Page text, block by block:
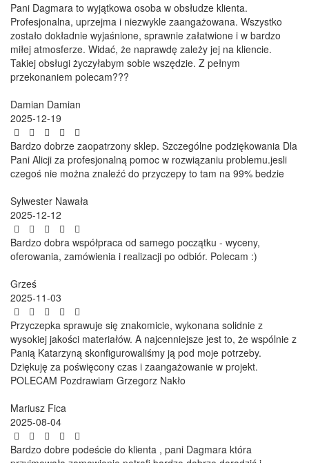
Pani Dagmara to wyjątkowa osoba w obsłudze klienta.
Profesjonalna, uprzejma i niezwykle zaangażowana. Wszystko
zostało dokładnie wyjaśnione, sprawnie załatwione i w bardzo
miłej atmosferze. Widać, że naprawdę zależy jej na kliencie.
Takiej obsługi życzyłabym sobie wszędzie. Z pełnym
przekonaniem polecam???
Damian Damian
2025-12-19
Bardzo dobrze zaopatrzony sklep. Szczególne podziękowania Dla
Pani Alicji za profesjonalną pomoc w rozwiązaniu problemu.jesli
czegoś nie można znaleźć do przyczepy to tam na 99% bedzie
Sylwester Nawała
2025-12-12
Bardzo dobra współpraca od samego początku - wyceny,
oferowania, zamówienia i realizacji po odbiór. Polecam :)
Grześ
2025-11-03
Przyczepka sprawuje się znakomicie, wykonana solidnie z
wysokiej jakości materiałów. A najcenniejsze jest to, że wspólnie z
Panią Katarzyną skonfigurowaliśmy ją pod moje potrzeby.
Dziękuję za poświęcony czas i zaangażowanie w projekt.
POLECAM Pozdrawiam Grzegorz Nakło
Mariusz Fica
2025-08-04
Bardzo dobre podeście do klienta , pani Dagmara która